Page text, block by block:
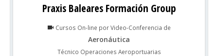
Praxis Baleares Formación Group
Cursos On-line por Video-Conferencia de
Aeronáutica
Técnico Operaciones Aeroportuarias